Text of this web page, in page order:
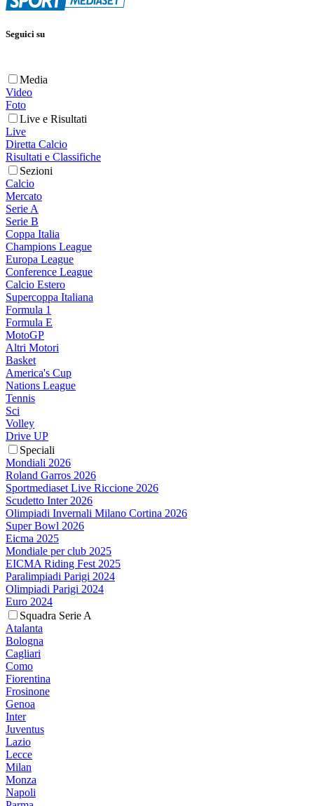
Seguici su
Media
Video
Foto
Live e Risultati
Live
Diretta Calcio
Risultati e Classifiche
Sezioni
Calcio
Mercato
Serie A
Serie B
Coppa Italia
Champions League
Europa League
Conference League
Calcio Estero
Supercoppa Italiana
Formula 1
Formula E
MotoGP
Altri Motori
Basket
America's Cup
Nations League
Tennis
Sci
Volley
Drive UP
Speciali
Mondiali 2026
Roland Garros 2026
Sportmediaset Live Riccione 2026
Scudetto Inter 2026
Olimpiadi Invernali Milano Cortina 2026
Super Bowl 2026
Eicma 2025
Mondiale per club 2025
EICMA Riding Fest 2025
Paralimpiadi Parigi 2024
Olimpiadi Parigi 2024
Euro 2024
Squadra Serie A
Atalanta
Bologna
Cagliari
Como
Fiorentina
Frosinone
Genoa
Inter
Juventus
Lazio
Lecce
Milan
Monza
Napoli